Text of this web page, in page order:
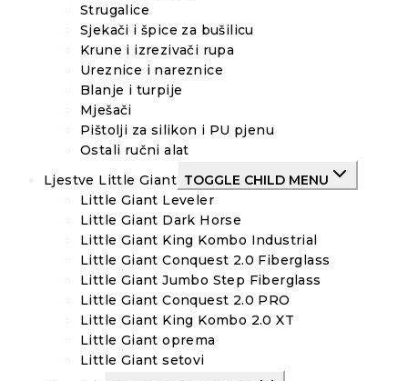
Strugalice
Sjekači i špice za bušilicu
Krune i izrezivači rupa
Ureznice i nareznice
Blanje i turpije
Mješači
Pištolji za silikon i PU pjenu
Ostali ručni alat
Ljestve Little Giant TOGGLE CHILD MENU
Little Giant Leveler
Little Giant Dark Horse
Little Giant King Kombo Industrial
Little Giant Conquest 2.0 Fiberglass
Little Giant Jumbo Step Fiberglass
Little Giant Conquest 2.0 PRO
Little Giant King Kombo 2.0 XT
Little Giant oprema
Little Giant setovi